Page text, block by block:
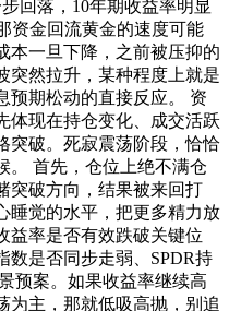
回落，10年期收益率明显
资金回流黄金的速度可能
本一旦下降，之前被压抑的
突然拉升，某种程度上就是
预期松动的直接反应。 资
体现在持仓变化、成交活跃
突破。死寂震荡阶段，恰恰
。 首先，仓位上绝不满仓
突破方向，结果被来回打
睡觉的水平，把更多精力放
益率是否有效跌破关键位
数是否同步走弱、SPDR持
预案。如果收益率继续高
为主，那就低吸高抛，别追